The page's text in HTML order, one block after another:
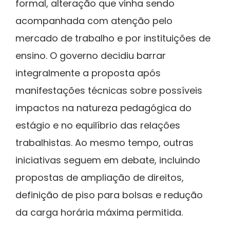
formal, alteração que vinha sendo
acompanhada com atenção pelo
mercado de trabalho e por instituições de
ensino. O governo decidiu barrar
integralmente a proposta após
manifestações técnicas sobre possíveis
impactos na natureza pedagógica do
estágio e no equilíbrio das relações
trabalhistas. Ao mesmo tempo, outras
iniciativas seguem em debate, incluindo
propostas de ampliação de direitos,
definição de piso para bolsas e redução
da carga horária máxima permitida.